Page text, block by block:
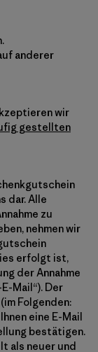
anderer
wir
gestellten
dar. Alle
zu
nehmen wir
erfolgt ist,
der Annahme
Mail“). Der
Folgenden:
eine E-Mail
bestätigen.
als neuer und